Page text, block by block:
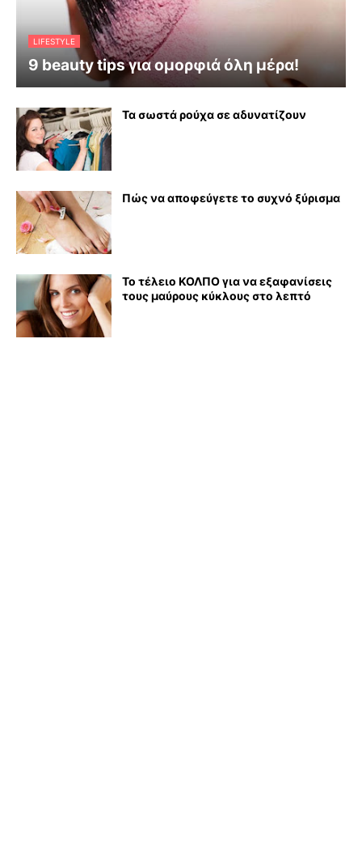
LIFESTYLE
9 beauty tips για ομορφιά όλη μέρα!
Τα σωστά ρούχα σε αδυνατίζουν
Πώς να αποφεύγετε το συχνό ξύρισμα
Το τέλειο ΚΟΛΠΟ για να εξαφανίσεις
τους μαύρους κύκλους στο λεπτό